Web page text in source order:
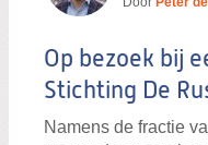
Op bezoek bij
Stichting De
Namens de fractie